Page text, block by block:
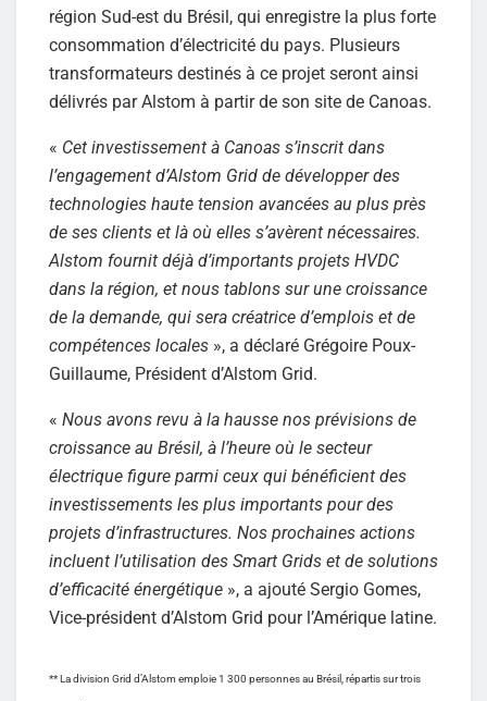
région Sud-est du Brésil, qui enregistre la plus forte
consommation d’électricité du pays. Plusieurs
transformateurs destinés à ce projet seront ainsi
délivrés par Alstom à partir de son site de Canoas.
« Cet investissement à Canoas s’inscrit dans
l’engagement d’Alstom Grid de développer des
technologies haute tension avancées au plus près
de ses clients et là où elles s’avèrent nécessaires.
Alstom fournit déjà d’importants projets HVDC
dans la région, et nous tablons sur une croissance
de la demande, qui sera créatrice d’emplois et de
compétences locales », a déclaré Grégoire Poux-
Guillaume, Président d’Alstom Grid.
« Nous avons revu à la hausse nos prévisions de
croissance au Brésil, à l’heure où le secteur
électrique figure parmi ceux qui bénéficient des
investissements les plus importants pour des
projets d’infrastructures. Nos prochaines actions
incluent l’utilisation des Smart Grids et de solutions
d’efficacité énergétique », a ajouté Sergio Gomes,
Vice-président d’Alstom Grid pour l’Amérique latine.
** La division Grid d’Alstom emploie 1 300 personnes au Brésil, répartis sur trois